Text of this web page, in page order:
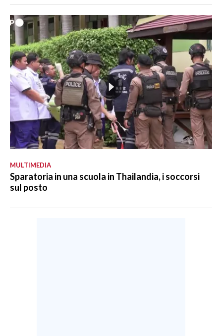
MULTIMEDIA
Sparatoria in una scuola in Thailandia, i soccorsi
sul posto